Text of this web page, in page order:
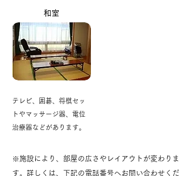
和室
テレビ、囲碁、将棋セッ
トやマッサージ器、電位
治療器などがあります。
※施設により、部屋の広さやレイアウトが変わりま
す。 詳しくは、下記の電話番号へお問い合わせくだ